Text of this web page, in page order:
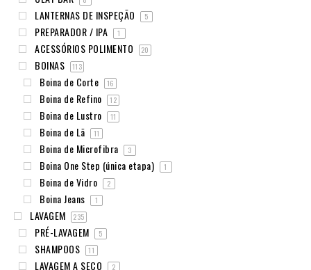
LANTERNAS DE INSPEÇÃO 5
PREPARADOR / IPA 1
ACESSÓRIOS POLIMENTO 20
BOINAS 113
Boina de Corte 16
Boina de Refino 12
Boina de Lustro 11
Boina de Lã 11
Boina de Microfibra 3
Boina One Step (única etapa) 1
Boina de Vidro 2
Boina Jeans 1
LAVAGEM 235
PRÉ-LAVAGEM 5
SHAMPOOS 11
LAVAGEM A SECO 2